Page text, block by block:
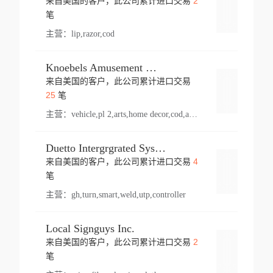
笔
主营： lip,razor,cod
Knoebels Amusement Resort
来自美国的客户，此公司累计进口交易
25笔
主营： vehicle,pl 2,arts,home decor,cod,amusement ride,sea
Duetto Intergrgrated Systems Inc.
来自美国的客户，此公司累计进口交易 4
笔
主营： gh,turn,smart,weld,utp,controller
Local Signguys Inc.
来自美国的客户，此公司累计进口交易 2
笔